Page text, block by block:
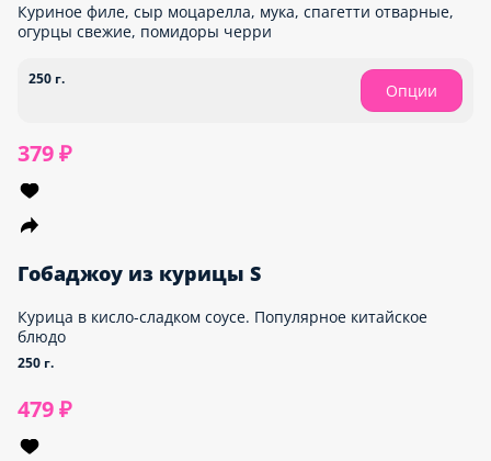
Куриное филе, сыр моцарелла, мука, спагетти отварные,
огурцы свежие, помидоры черри
250 г.
Опции
379 ₽
Гобаджоу из курицы S
Курица в кисло-сладком соусе. Популярное китайское
блюдо
250 г.
479 ₽